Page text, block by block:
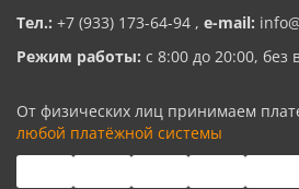
Тел.: +7 (933) 173-64-94 , e-mail:
Режим работы: с 8:00 до 20:00, без
От физических лиц принимаем
любой платёжной системы